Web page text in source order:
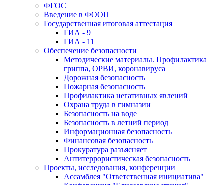
ФГОС
Введение в ФООП
Государственная итоговая аттестация
ГИА - 9
ГИА - 11
Обеспечение безопасности
Методические материалы. Профилактика
гриппа, ОРВИ, коронавируса
Дорожная безопасность
Пожарная безопасность
Профилактика негативных явлений
Охрана труда в гимназии
Безопасность на воде
Безопасность в летний период
Информационная безопасность
Финансовая безопасность
Прокуратура разъясняет
Антитеррористическая безопасность
Проекты, исследования, конференции
Ассамблея "Ответственная инициатива"